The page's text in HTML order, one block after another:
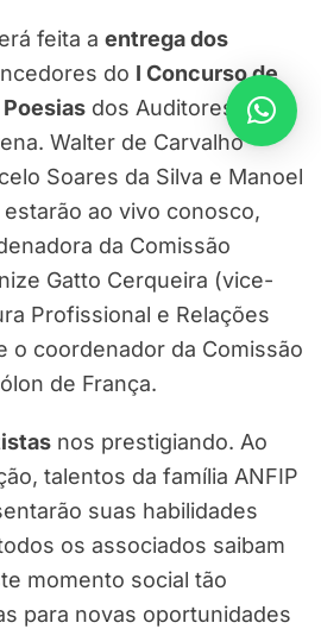
feita a entrega dos
do I Concurso de
dos Auditores
Walter de Carvalho
Soares da Silva e Manoel
ao vivo conosco,
da Comissão
Gatto Cerqueira (vice-
Profissional e Relações
o coordenador da Comissão
de França.
nos prestigiando. Ao
talentos da família ANFIP
suas habilidades
os associados saibam
momento social tão
para novas oportunidades